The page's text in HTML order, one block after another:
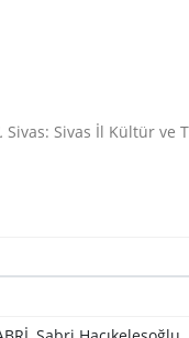
Sivas: Sivas İl Kültür ve